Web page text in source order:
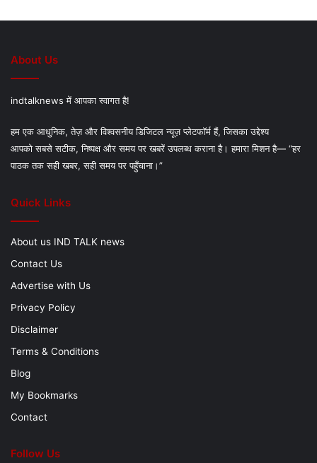
About Us
indtalknews में आपका स्वागत है!
हम एक आधुनिक, तेज़ और विश्वसनीय डिजिटल न्यूज़ प्लेटफॉर्म हैं, जिसका उद्देश्य
आपको सबसे सटीक, निष्पक्ष और समय पर खबरें उपलब्ध कराना है। हमारा मिशन है— “हर
पाठक तक सही खबर, सही समय पर पहुँचाना।”
Quick Links
About us IND TALK news
Contact Us
Advertise with Us
Privacy Policy
Disclaimer
Terms & Conditions
Blog
My Bookmarks
Contact
Follow Us